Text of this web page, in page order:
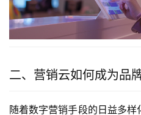
二、营销云如何成为品
随着数字营销手段的日益多